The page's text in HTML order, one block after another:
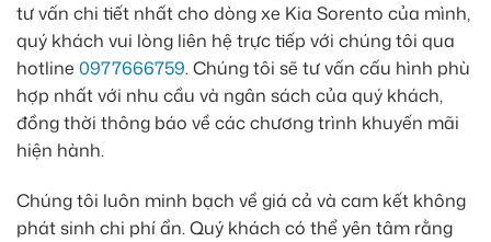
tư vấn chi tiết nhất cho dòng xe Kia Sorento của mình,
quý khách vui lòng liên hệ trực tiếp với chúng tôi qua
hotline 0977666759. Chúng tôi sẽ tư vấn cấu hình phù
hợp nhất với nhu cầu và ngân sách của quý khách,
đồng thời thông báo về các chương trình khuyến mãi
hiện hành.
Chúng tôi luôn minh bạch về giá cả và cam kết không
phát sinh chi phí ẩn. Quý khách có thể yên tâm rằng